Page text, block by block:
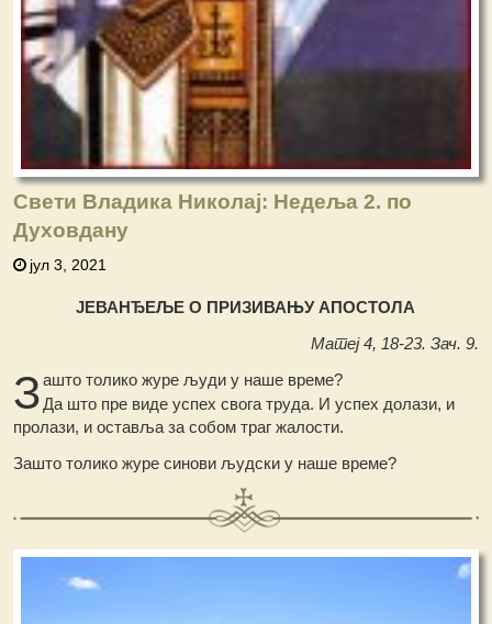
Свети Владика Николај: Недеља 2. по
Духовдану
јул 3, 2021
ЈЕВАНЂЕЉЕ О ПРИЗИВАЊУ АПОСТОЛА
Матеј 4, 18-23. Зач. 9.
Зашто толико журе људи у наше време?
Да што пре виде успех свога труда. И успех долази, и
пролази, и оставља за собом траг жалости.
Зашто толико журе синови људски у наше време?